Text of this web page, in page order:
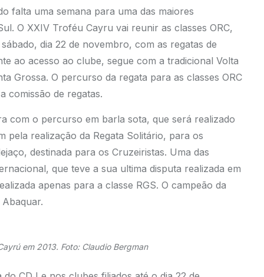
falta uma semana para uma das maiores
O XXIV Troféu Cayru vai reunir as classes ORC,
dia 22 de novembro, com as regatas de
ao acesso ao clube, segue com a tradicional Volta
Grossa. O percurso da regata para as classes ORC
comissão de regatas.
com o percurso em barla sota, que será realizado
pela realização da Regata Solitário, para os
destinada para os Cruzeiristas. Uma das
que teve a sua ultima disputa realizada em
apenas para a classe RGS. O campeão da
em 2013. Foto: Claudio Bergman